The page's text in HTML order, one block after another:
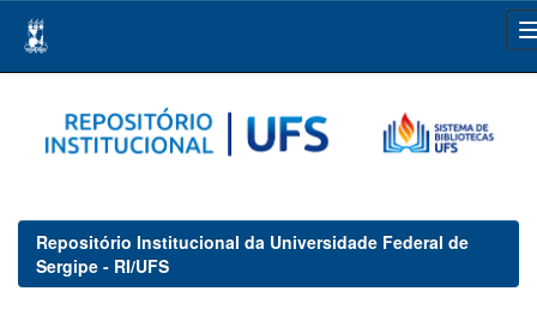
navigation
Repositório Institucional da Universidade Federal de
Sergipe - RI/UFS